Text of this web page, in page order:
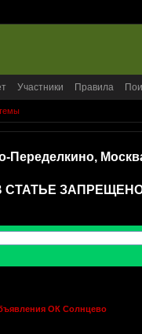
Участники Правила
Переделкино,
ОК Солнцево